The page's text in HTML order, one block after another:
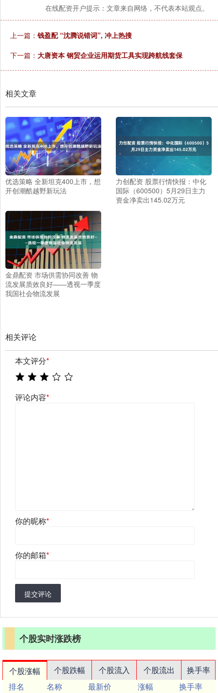
在线配资开户提示：文章来自网络，不代表本站观点。
上一篇： 钱盈配 “沈腾说错词”, 冲上热搜
下一篇： 大唐资本 钢贸企业运用期货工具实现跨航线套保
相关文章
优选策略 全新坦克400上市，想
开创潮酷越野新玩法
力创配资 股票行情快报：中化
国际（600500）5月29日主力
资金净卖出145.02万元
金鼎配资 市场供需协同改善 物
流发展质效良好——透视一季度
我国社会物流发展
相关评论
本文评分*
评论内容*
你的昵称*
你的邮箱*
提交评论
个股实时涨跌榜
个股涨幅 个股跌幅 个股流入 个股流出
换手率
排名
名称 最新价 涨幅
换手率